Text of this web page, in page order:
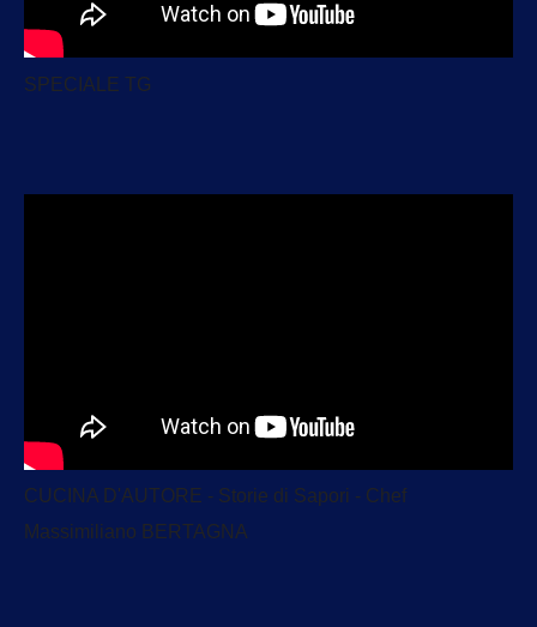
SPECIALE TG
CUCINA D'AUTORE - Storie di Sapori - Chef
Massimiliano BERTAGNA